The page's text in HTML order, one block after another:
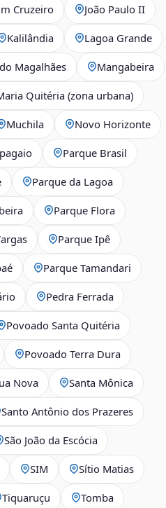
Cruzeiro João Paulo II
Kalilândia Lagoa Grande
Magalhães Mangabeira
Quitéria (zona urbana)
Muchila Novo Horizonte
Parque Brasil
Parque da Lagoa
Parque Flora
Parque Ipê
Parque Tamandari
Pedra Ferrada
Povoado Santa Quitéria
Povoado Terra Dura
Nova Santa Mônica
Santo Antônio dos Prazeres
São João da Escócia
SIM Sítio Matias
Tiquaruçu Tomba